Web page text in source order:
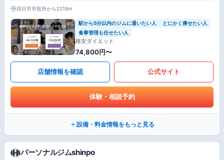
四日市市役所から2216m
駅から5分以内のジムに通いたい人
とにかく痩せたい人
食事管理も任せたい人
格安ダイエット
74,800円〜
店舗情報を確認 公式サイト
体験・相談予約
設備・料金情報をもっと見る
パーソナルジムshinpo